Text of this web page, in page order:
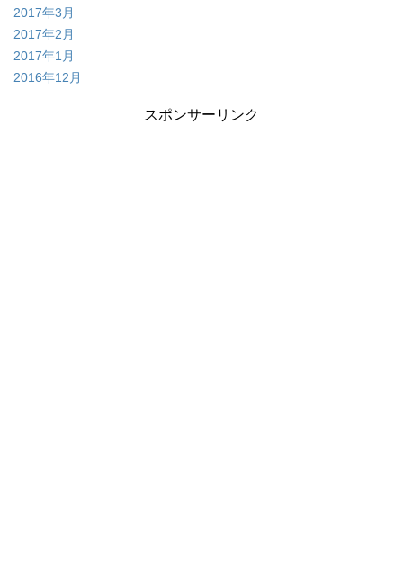
2017年3月
2017年2月
2017年1月
2016年12月
スポンサーリンク